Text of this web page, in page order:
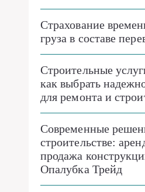
Страхование
груза в составе
Строительные
как выбрать
для ремонта и
Современные
строительстве:
продажа
Опалубка Трейд